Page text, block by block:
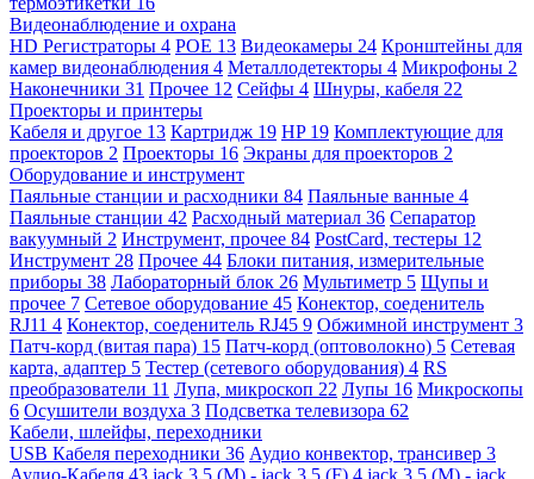
Видеонаблюдение и охрана
HD Регистраторы 4 POE 13 Видеокамеры 24 Кронштейны для
камер видеонаблюдения 4 Металлодетекторы 4 Микрофоны 2
Наконечники 31 Прочее 12 Сейфы 4 Шнуры, кабеля 22
Проекторы и принтеры
Кабеля и другое 13 Картридж 19 HP 19 Комплектующие для
проекторов 2 Проекторы 16 Экраны для проекторов 2
Оборудование и инструмент
Паяльные станции и расходники 84 Паяльные ванные 4
Паяльные станции 42 Расходный материал 36 Сепаратор
вакуумный 2 Инструмент, прочее 84 PostCard, тестеры 12
Инструмент 28 Прочее 44 Блоки питания, измерительные
приборы 38 Лабораторный блок 26 Мультиметр 5 Щупы и
прочее 7 Сетевое оборудование 45 Конектор, соеденитель
RJ11 4 Конектор, соеденитель RJ45 9 Обжимной инструмент 3
Патч-корд (витая пара) 15 Патч-корд (оптоволокно) 5 Сетевая
карта, адаптер 5 Тестер (сетевого оборудования) 4 RS
преобразователи 11 Лупа, микроскоп 22 Лупы 16 Микроскопы
6 Осушители воздуха 3 Подсветка телевизора 62
Кабели, шлейфы, переходники
USB Кабеля переходники 36 Аудио конвектор, трансивер 3
Аудио-Кабеля 43 jack 3.5 (M) - jack 3.5 (F) 4 jack 3.5 (M) - jack